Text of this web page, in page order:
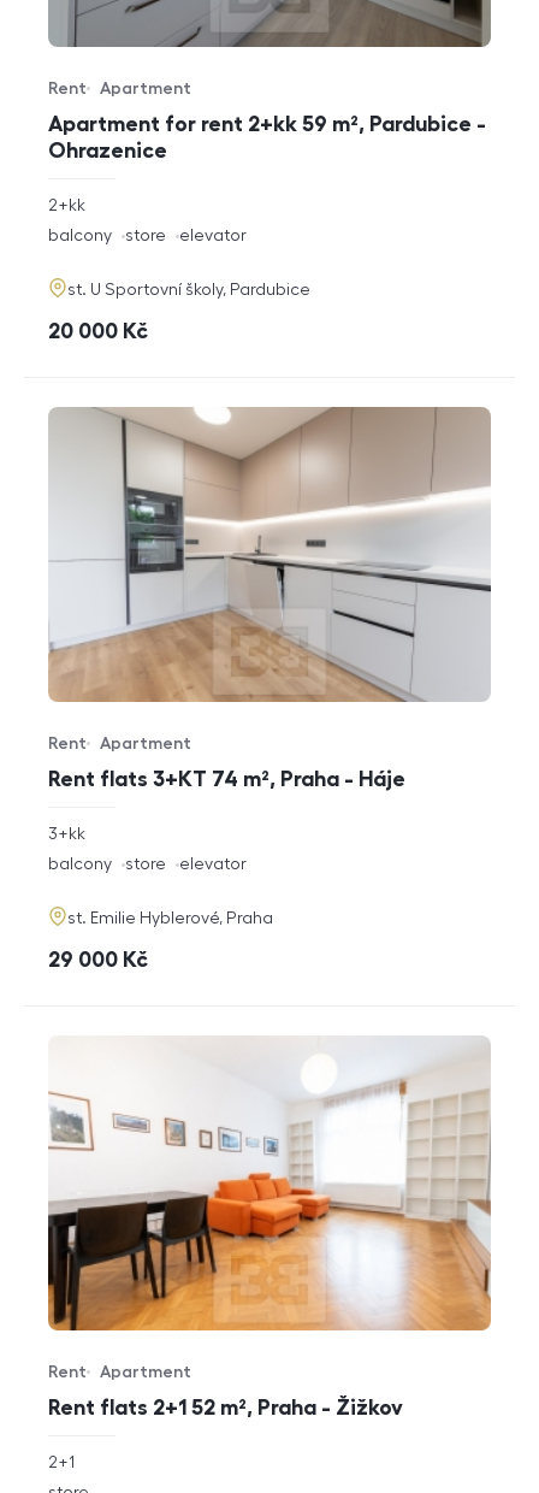
Apartment for rent 2+kk 59 m², Pardubice -
Ohrazenice
Offer type
Rent
Property type
Apartment
rozměry
disposition
2+kk
funkce
balcony store elevator
adresa
st. U Sportovní školy, Pardubice
cena
20 000 Kč
Rent flats 3+KT 74 m², Praha - Háje
Offer type
Rent
Property type
Apartment
rozměry
3+kk
funkce
balcony store elevator
adresa
st. Emilie Hyblerové, Praha
cena
29 000 Kč
Rent flats 2+1 52 m², Praha - Žižkov
Offer type
Rent
Property type
Apartment
rozměry
2+1